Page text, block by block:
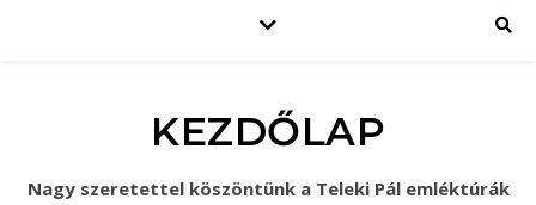
KEZDŐLAP
Nagy szeretettel köszöntünk a Teleki Pál emléktúrák